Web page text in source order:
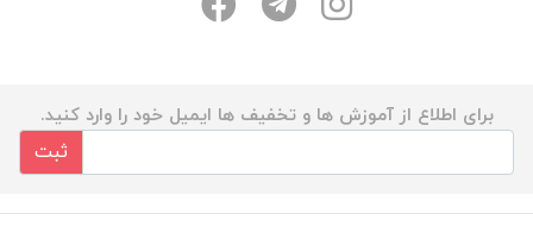
برای اطلاع از آموزش ها و تخفیف ها ایمیل خود را وارد کنید.
ثبت